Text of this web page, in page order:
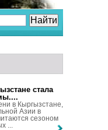
стала
.
в Кыргызстане,
Азии в
сезоном
...